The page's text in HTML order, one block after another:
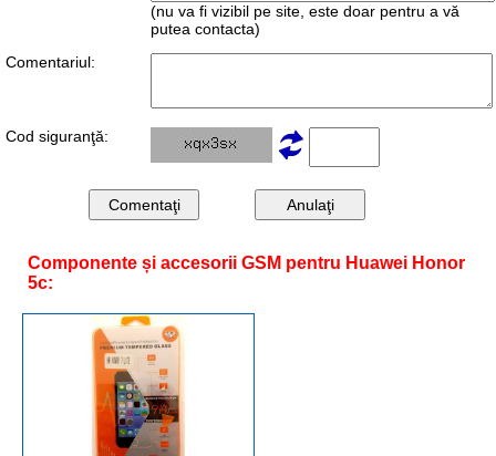
(nu va fi vizibil pe site, este doar pentru a vă
putea contacta)
Comentariul:
Cod siguranţă:
Componente și accesorii GSM pentru Huawei Honor
5c: